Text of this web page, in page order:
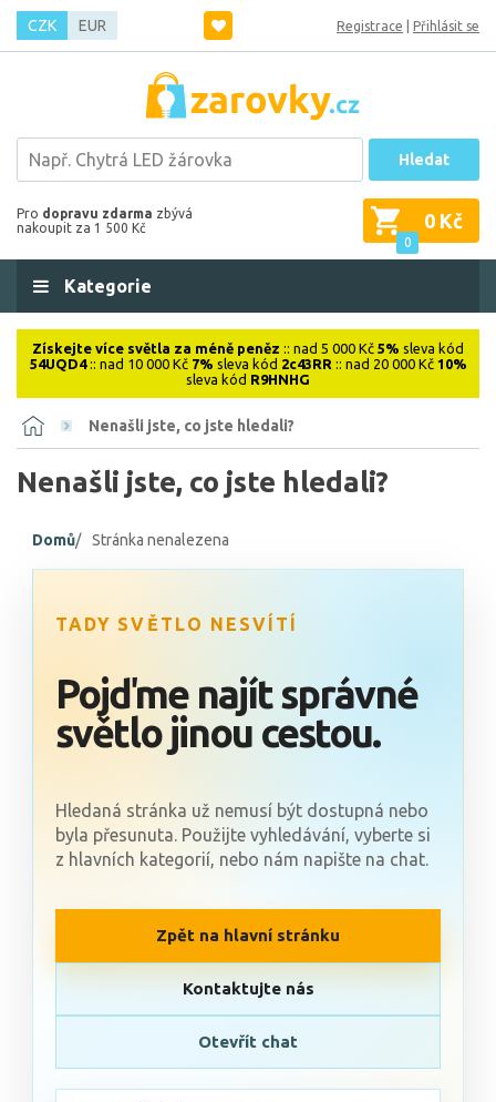
CZK EUR Registrace Přihlásit se
Hledat
Pro dopravu zdarma zbývá
nakoupit za 1 500 Kč
0
0 Kč
Kategorie
Získejte více světla za méně peněz :: nad 5 000 Kč 5% sleva kód
54UQD4:: nad 10 000 Kč 7% sleva kód 2c43RR :: nad 20 000 Kč 10%
sleva kód R9HNHG
Nenašli jste, co jste hledali?
Nenašli jste, co jste hledali?
Domů Stránka nenalezena
TADY SVĚTLO NESVÍTÍ
Pojďme najít správné
světlo jinou cestou.
Hledaná stránka už nemusí být dostupná nebo
byla přesunuta. Použijte vyhledávání, vyberte si
z hlavních kategorií, nebo nám napište na chat.
Zpět na hlavní stránku
Kontaktujte nás
Otevřít chat